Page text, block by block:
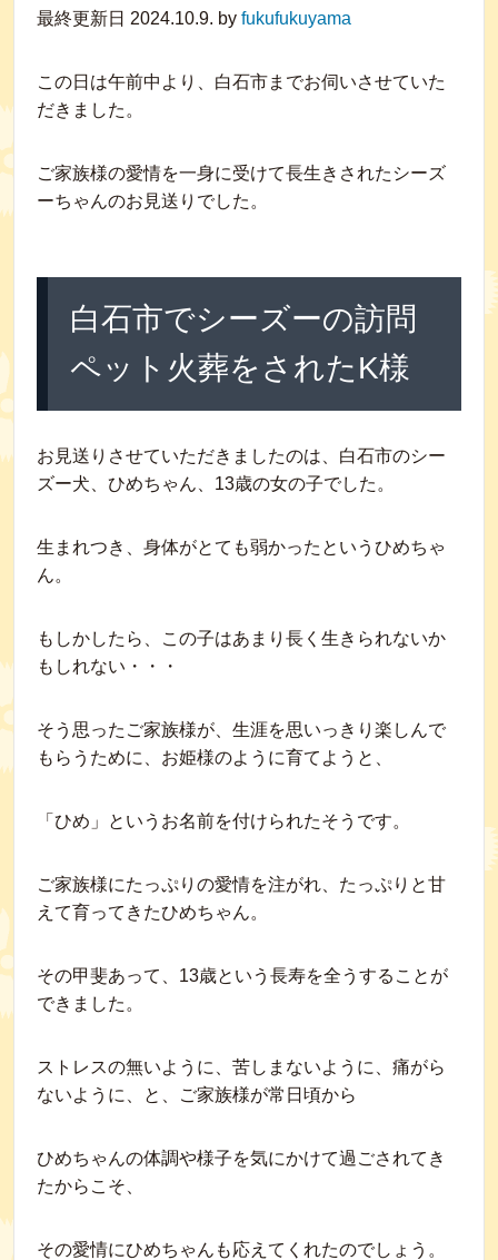
最終更新日 2024.10.9. by fukufukuyama
この日は午前中より、白石市までお伺いさせていた
だきました。
ご家族様の愛情を一身に受けて長生きされたシーズ
ーちゃんのお見送りでした。
白石市でシーズーの訪問
ペット火葬をされたK様
お見送りさせていただきましたのは、白石市のシー
ズー犬、ひめちゃん、13歳の女の子でした。
生まれつき、身体がとても弱かったというひめちゃ
ん。
もしかしたら、この子はあまり長く生きられないか
もしれない・・・
そう思ったご家族様が、生涯を思いっきり楽しんで
もらうために、お姫様のように育てようと、
「ひめ」というお名前を付けられたそうです。
ご家族様にたっぷりの愛情を注がれ、たっぷりと甘
えて育ってきたひめちゃん。
その甲斐あって、13歳という長寿を全うすることが
できました。
ストレスの無いように、苦しまないように、痛がら
ないように、と、ご家族様が常日頃から
ひめちゃんの体調や様子を気にかけて過ごされてき
たからこそ、
その愛情にひめちゃんも応えてくれたのでしょう。